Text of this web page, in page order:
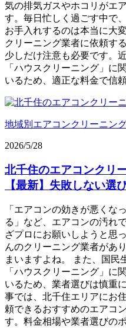
気の排気ガスやホコリがエ
す。毎日忙しく過ごす中で
お手入れするのは本当に大
クリーニング業者に依頼す
少しだけ注意も必要です。
「ハウスクリーニング」に
いるため、適正な料金で信
地域別エアコンクリーニン
2026/5/28
北千住のエアコンクリ
【最新】失敗しない選
「エアコンの効きが悪くな
る」など、エアコンの汚れ
ざプロにお願いしようと思
んのクリーニング業者があ
まいますよね。 また、国民
「ハウスクリーニング」に
いるため、業者選びは慎重
事では、北千住エリアにお
頼できるおすすめのエアコ
す。料金相場や業者選びの